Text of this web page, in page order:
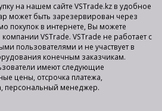
на нашем сайте VSTrade.kz в удобное
может быть зарезервирован через
покупок в интернете, Вы можете
VSTrade. VSTrade не работает с
пользователями и не участвует в
конечным заказчикам.
имеют следующие
цены, отсрочка платежа,
персональный менеджер.